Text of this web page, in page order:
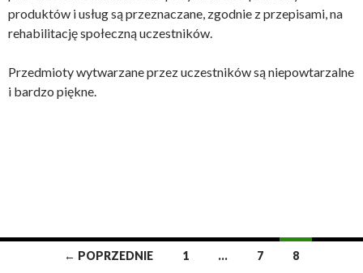
produktów i usług są przeznaczane, zgodnie z przepisami, na
rehabilitację społeczną uczestników.
Przedmioty wytwarzane przez uczestników są niepowtarzalne
i bardzo piękne.
← POPRZEDNIE 1 … 7 8